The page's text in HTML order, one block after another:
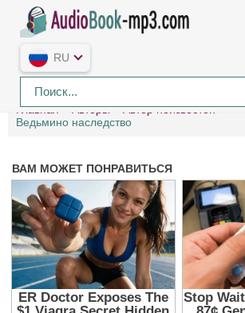
RU
Главная Авторы
Автор неизвестен
Ведьмино наследство